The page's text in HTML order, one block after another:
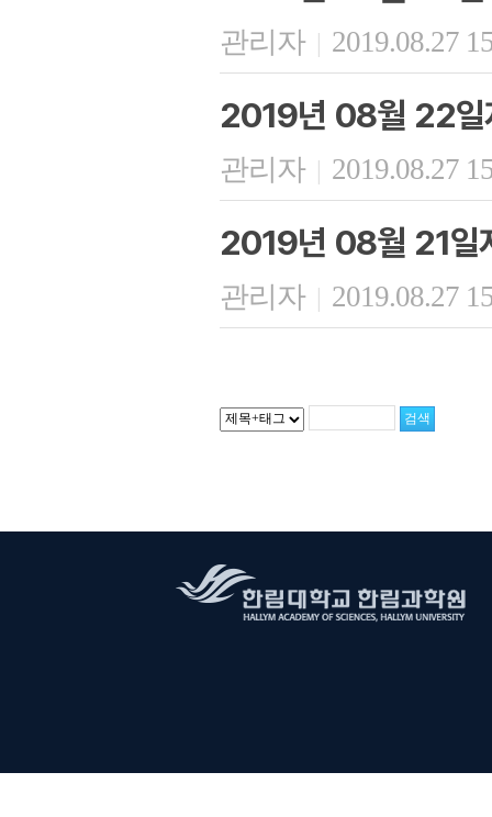
관리자 | 2019.08.27
2019년 08월 22일
관리자 | 2019.08.27
2019년 08월 21일
관리자 | 2019.08.27